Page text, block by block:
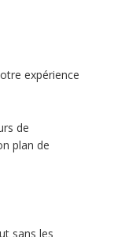
expérience
de
plan de
sans les